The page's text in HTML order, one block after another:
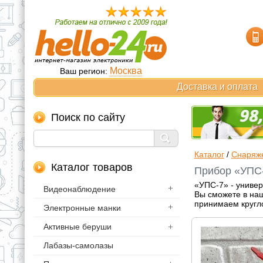
Ваш регион: Москва
Доставка и оплата
Поиск по сайту
Каталог товаров
Видеонаблюдение
Электронные манки
Активные беруши
Лабазы-самолазы
Каталог/
Прибор
«УПС-7» -
Вы сможете в
принимаем